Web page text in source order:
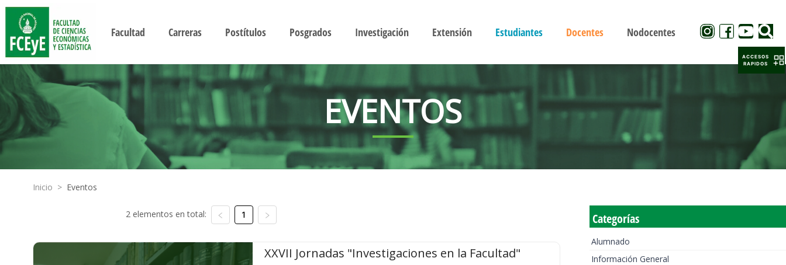
Facultad Carreras Postítulos Posgrados Investigación Extensión Estudiantes Docentes Nodocentes
EVENTOS
Inicio > Eventos
2 elementos en total: 1
XXVII Jornadas "Investigaciones en la Facultad"
Categorías
Alumnado
Información General
ACCESOS
RAPIDOS